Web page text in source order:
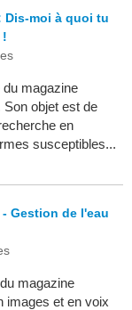
Dis-moi à quoi tu
!
magazine
objet est de
en
susceptibles...
Gestion de l'eau
magazine
images et en voix